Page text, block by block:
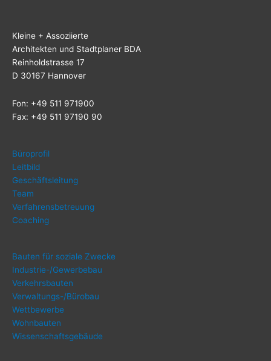
Klei­ne + Assoziierte
Archi­tek­ten und Stadt­pla­ner BDA
Rein­hold­stras­se 17
D 30167 Hannover
Fon: +49 511 971900
Fax: +49 511 97190 90
Büro­pro­fil
Leit­bild
Geschäfts­lei­tung
Team
Ver­fah­rens­be­treu­ung
Coa­ching
Bau­ten für sozia­le Zwecke
Indus­trie-/Ge­wer­be­bau
Ver­kehrs­bau­ten
Ver­wal­tungs-/Bü­ro­bau
Wett­be­wer­be
Wohn­bau­ten
Wis­sen­schafts­ge­bäu­de